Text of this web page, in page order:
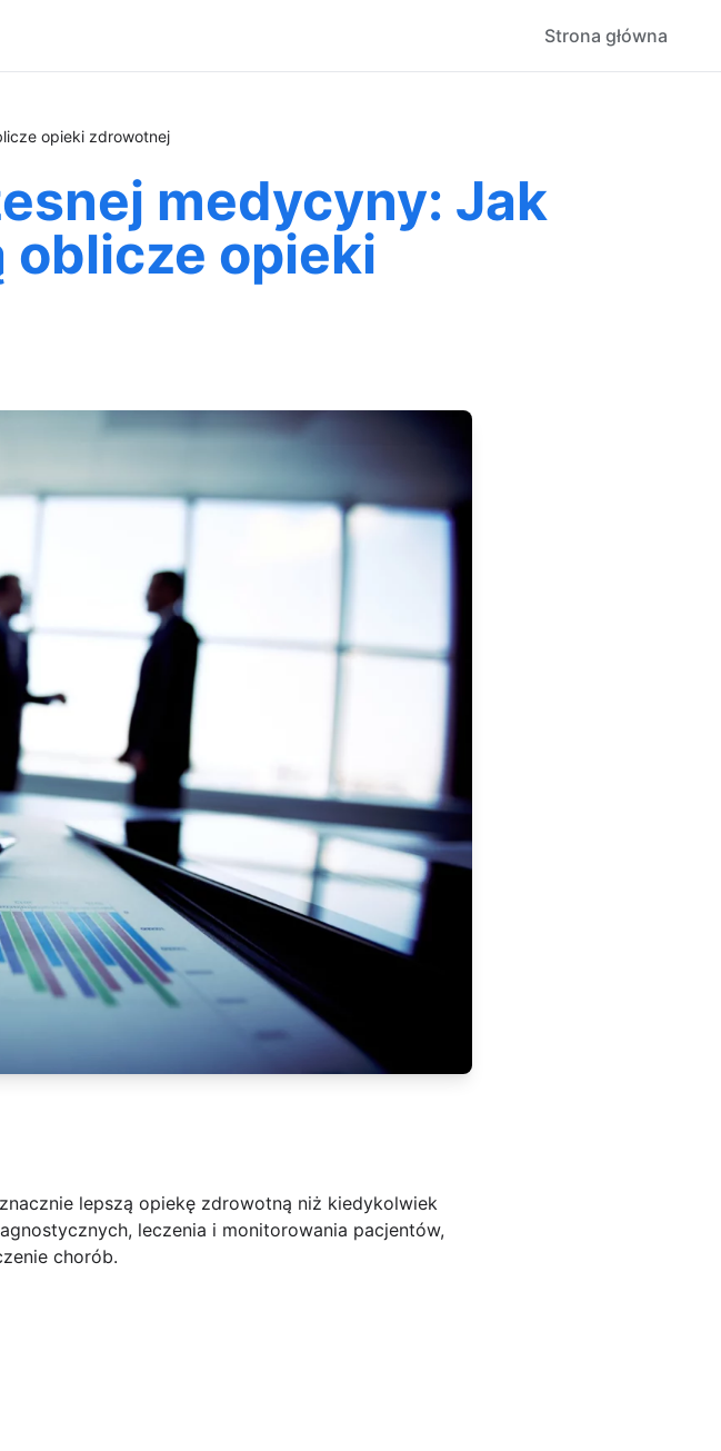
Strona główna
opieki zdrowotnej
medycyny: Jak
oblicze opieki
lepszą opiekę zdrowotną niż kiedykolwiek
leczenia i monitorowania pacjentów,
chorób.